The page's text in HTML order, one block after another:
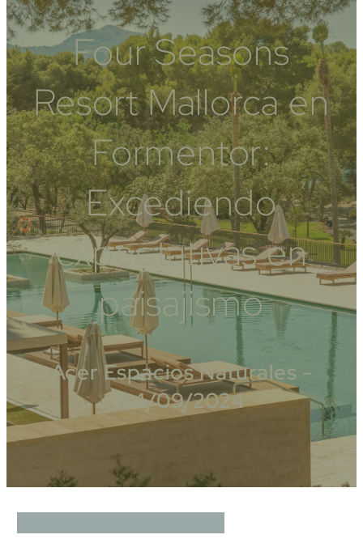
Four Seasons
Resort Mallorca en
Formentor:
Excediendo
expectativas en
paisajismo
Acer Espacios Naturales -
04/09/2024